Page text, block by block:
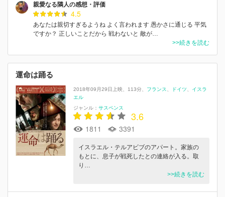
親愛なる隣人の感想・評価
4.5
あなたは親切すぎるようね よく言われます 愚かさに通じる 平気
ですか？ 正しいことだから 戦わないと 敵が…
>>続きを読む
運命は踊る
2018年09月29日上映 113分 フランス ドイツ
イスラ
エル
ジャンル： サスペンス
3.6
1811 3391
イスラエル・テルアビブのアパート。家族の
もとに、息子が戦死したとの連絡が入る。取
り…
>>続きを読む